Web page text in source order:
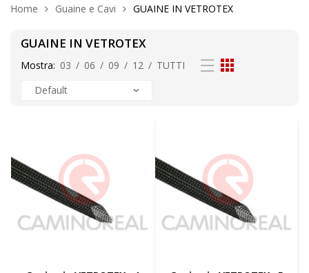
Home Guaine e Cavi GUAINE IN VETROTEX
GUAINE IN VETROTEX
Mostra: 03 / 06 / 09 / 12 / TUTTI